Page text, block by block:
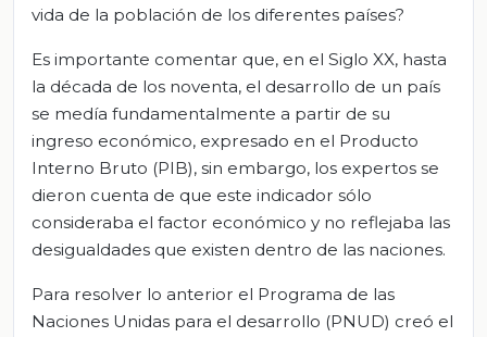
vida de la población de los diferentes países?
Es importante comentar que, en el Siglo XX, hasta
la década de los noventa, el desarrollo de un país
se medía fundamentalmente a partir de su
ingreso económico, expresado en el Producto
Interno Bruto (PIB), sin embargo, los expertos se
dieron cuenta de que este indicador sólo
consideraba el factor económico y no reflejaba las
desigualdades que existen dentro de las naciones.
Para resolver lo anterior el Programa de las
Naciones Unidas para el desarrollo (PNUD) creó el